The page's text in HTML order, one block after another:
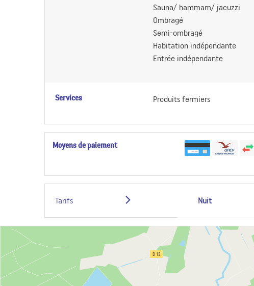
Sauna/ hammam/ jacuzzi
Ombragé
Semi-ombragé
Habitation indépendante
Entrée indépendante
Services Produits fermiers
Moyens de paiement
Tarifs Nuit